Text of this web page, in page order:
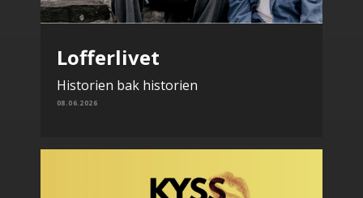
Lofferlivet
Historien bak historien
08.06.2026